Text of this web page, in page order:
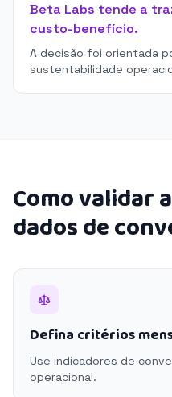
Beta Labs tende a
custo-benefício.
A decisão foi orientada
sustentabilidade
Como validar
dados de
Defina critérios
Use indicadores de
operacional.